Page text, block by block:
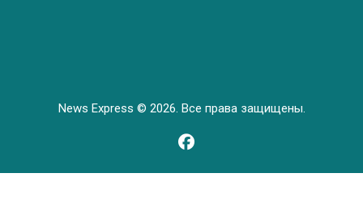
News Express © 2026. Все права защищены.